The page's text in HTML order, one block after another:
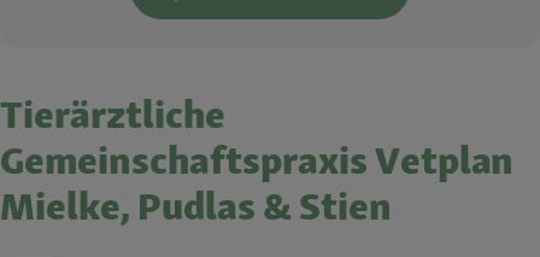
Tierärztliche
Gemeinschaftspraxis Vetplan
Mielke, Pudlas & Stien